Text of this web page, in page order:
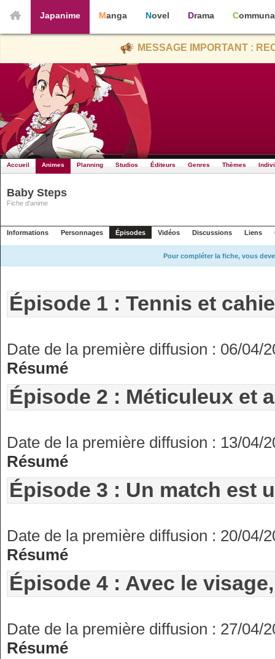
Japanime Manga Novel Drama
MESSAGE IMPORTANT :
Accueil Animes Planning Studios Éditeurs Genres Thèmes
Baby Steps
Fiche d'anime
Informations Personnages Épisodes Vidéos Discussions Liens
Pour compléter la fiche, vous
Épisode 1 : Tennis et
Date de la première diffusion : 06/04/
Résumé
Épisode 2 : Méticuleux et
Date de la première diffusion : 13/04/
Résumé
Épisode 3 : Un match est
Date de la première diffusion : 20/04/
Résumé
Épisode 4 : Avec le
Date de la première diffusion : 27/04/
Résumé